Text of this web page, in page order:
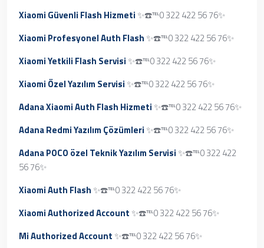
Xiaomi Güvenli Flash Hizmeti✨☎️℡0 322 422 56 76✨
Xiaomi Profesyonel Auth Flash✨☎️℡0 322 422 56 76✨
Xiaomi Yetkili Flash Servisi✨☎️℡0 322 422 56 76✨
Xiaomi Özel Yazılım Servisi✨☎️℡0 322 422 56 76✨
Adana Xiaomi Auth Flash Hizmeti✨☎️℡0 322 422 56 76✨
Adana Redmi Yazılım Çözümleri✨☎️℡0 322 422 56 76✨
Adana POCO özel Teknik Yazılım Servisi✨☎️℡0 322 422
56 76✨
Xiaomi Auth Flash✨☎️℡0 322 422 56 76✨
Xiaomi Authorized Account✨☎️℡0 322 422 56 76✨
Mi Authorized Account✨☎️℡0 322 422 56 76✨